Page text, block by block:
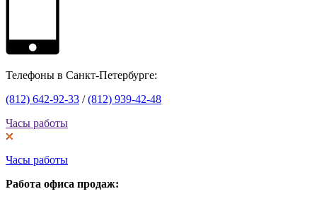
Телефоны в Санкт-Петербурге:
(812) 642-92-33 /(812) 939-42-48
Часы работы
Часы работы
Работа офиса продаж: